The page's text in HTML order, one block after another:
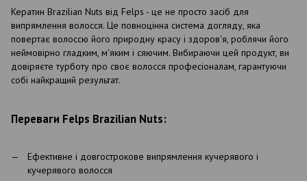
Кератин Brazilian Nuts від Felps - це не просто засіб для
випрямлення волосся. Це повноцінна система догляду, яка
повертає волоссю його природну красу і здоров'я, роблячи його
неймовірно гладким, м'яким і сяючим. Вибираючи цей продукт, ви
довіряєте турботу про своє волосся професіоналам, гарантуючи
собі найкращий результат.
Переваги Felps Brazilian Nuts:
Ефективне і довгострокове випрямлення кучерявого і
кучерявого волосся